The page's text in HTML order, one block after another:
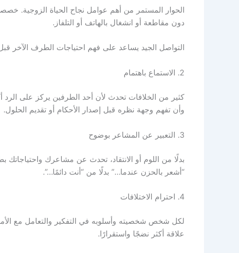
الحوار المستمر من أهم عوامل نجاح الحياة الزوجية.
دون مقاطعة أو انشغال بالهاتف أو التلفاز.
التواصل الجيد يساعد على فهم احتياجات الطرف الآخر
2. الاستماع باهتمام
كثير من الخلافات تحدث لأن أحد الطرفين يركز على الرد
وأن تفهم وجهة نظره قبل إصدار الأحكام أو تقديم الحلول.
3. التعبير عن المشاعر بوضوح
بدلًا من اللوم أو الانتقاد، تحدث عن مشاعرك
“أشعر بالحزن عندما…” بدلًا من “أنت دائمًا…”.
4. احترام الاختلافات
لكل شخص شخصيته وأسلوبه في التفكير والتعامل مع
علاقة أكثر نضجًا واستقرارًا.